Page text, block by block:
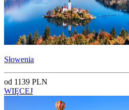
Słowenia
od 1139 PLN
WIĘCEJ